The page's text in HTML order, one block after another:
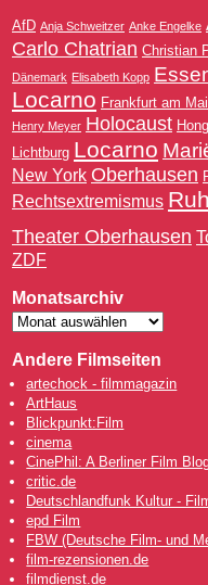
AfD Anja Schweitzer Anke Engelke
Carlo Chatrian Christian
Dänemark Elisabeth Kopp
Locarno Frankfurt am
Henry Meyer Holocaust
Lichtburg Locarno
New York Oberhausen
Rechtsextremismus
Theater Oberhausen
ZDF
Monatsarchiv
Andere Filmseiten
artechock - filmmagazin
ArtHaus
Blickpunkt:Film
cinema
CinePhil: A Berliner Film
critic.de
Deutschlandfunk Kultur -
epd Film
FBW (Deutsche Film- und
film-rezensionen.de
filmdienst.de